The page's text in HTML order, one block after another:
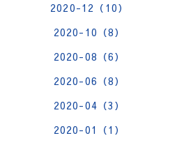
2020-12（10）
2020-10（8）
2020-08（6）
2020-06（8）
2020-04（3）
2020-01（1）